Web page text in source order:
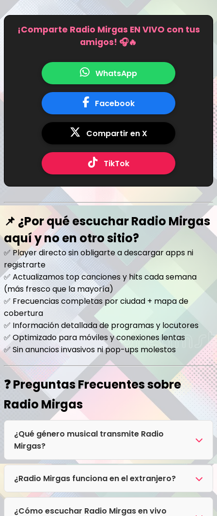
¡Comparte Radio Mirgas EN VIVO con tus
amigos! 🎧🔥
WhatsApp
Facebook
Compartir en X
TikTok
📌 ¿Por qué escuchar Radio Mirgas
aquí y no en otro sitio?
✅ Player directo sin obligarte a descargar apps ni
registrarte
✅ Actualizamos top canciones y hits cada semana
(más fresco que la mayoría)
✅ Frecuencias completas por ciudad + mapa de
cobertura
✅ Información detallada de programas y locutores
✅ Optimizado para móviles y conexiones lentas
✅ Sin anuncios invasivos ni pop-ups molestos
❓ Preguntas Frecuentes sobre
Radio Mirgas
¿Qué género musical transmite Radio
Mirgas?
Radio Mirgas transmite principalmente Folklore,
Huaynos.
¿Radio Mirgas funciona en el extranjero?
¡Sí! El streaming digital de Radio Mirgas no tiene
bloqueo regional. Puedes escucharla desde
¿Cómo escuchar Radio Mirgas en vivo